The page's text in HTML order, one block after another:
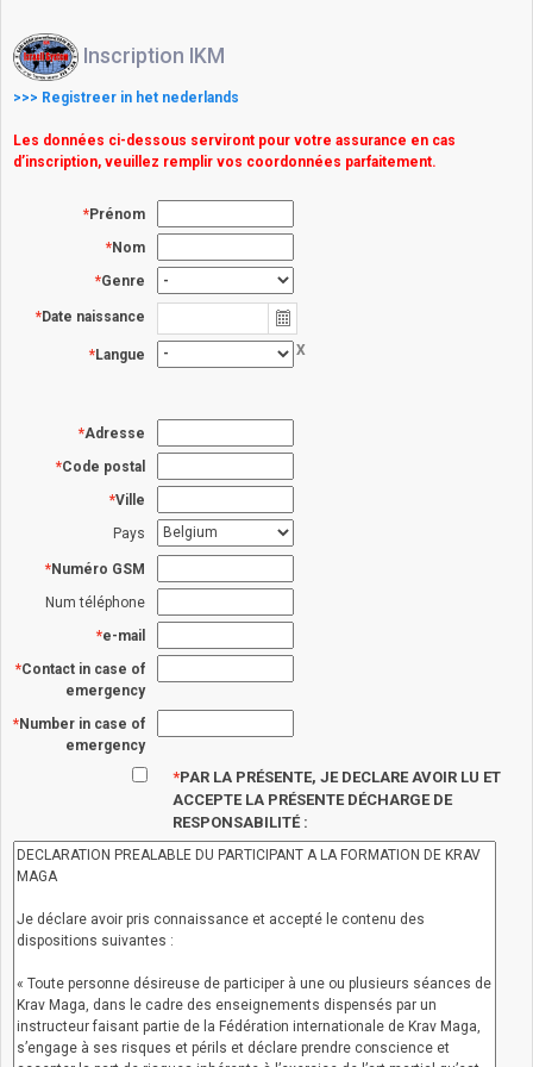
Inscription IKM
>>> Registreer in het nederlands
Les données ci-dessous serviront pour votre assurance en cas
d’inscription, veuillez remplir vos coordonnées parfaitement.
Prénom
Nom
Genre
Date naissance
X
Langue
Adresse
Code postal
Ville
Pays
Numéro GSM
Num téléphone
e-mail
Contact in case of
emergency
Number in case of
emergency
PAR LA PRÉSENTE, JE DECLARE AVOIR LU ET
ACCEPTE LA PRÉSENTE DÉCHARGE DE
RESPONSABILITÉ :